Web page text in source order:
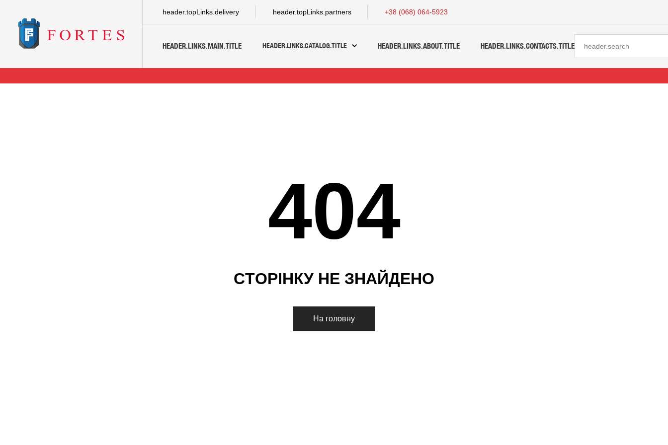
header.topLinks.delivery header.topLinks.partners +38 (068) 064-5923
HEADER.LINKS.MAIN.TITLE HEADER.LINKS.CATALOG.TITLE HEADER.LINKS.ABOUT.TITLE HEADER.LINKS.CONTACTS.TITLE
404
СТОРІНКУ НЕ ЗНАЙДЕНО
На головну